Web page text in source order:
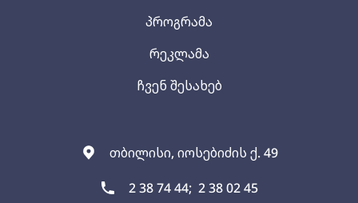
თბილისი, იოსებიძის ქ. 49
2 38 74 44; 2 38 02 45
პროგრამა
რეკლამა
ჩვენ შესახებ